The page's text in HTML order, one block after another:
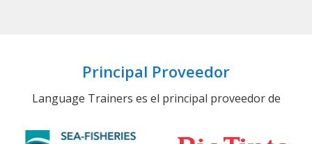
Principal Proveedor
Language Trainers es el principal proveedor de